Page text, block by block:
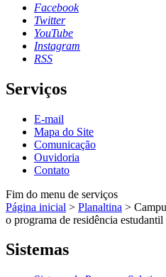
Facebook
Twitter
YouTube
Instagram
RSS
Serviços
E-mail
Mapa do Site
Comunicação
Ouvidoria
Contato
Fim do menu de serviços
Página inicial > Planaltina >
o programa de residência estudantil
Sistemas